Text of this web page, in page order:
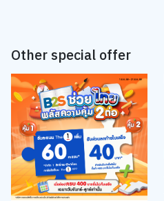
Other special offer